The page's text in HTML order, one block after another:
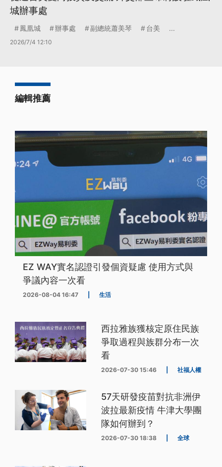
城辦事處
鳳凰城 辦事處 副總統蕭美琴 台美 ...
2026/7/4 12:10
編輯推薦
EZ WAY實名認證引發個資疑慮 使用方式與
爭議內容一次看
2026-08-04 16:47 生活
西拉雅族獲核定原住民族
爭取過程與族群分布一次
看
2026-07-30 15:46 社福人權
57天研發疫苗對抗非洲伊
波拉最新疫情 牛津大學團
隊如何辦到？
2026-07-30 18:38 全球